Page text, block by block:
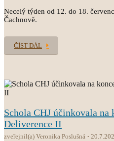
Necelý týden od 12. do 18.
Čachnově.
ČÍST DÁL
Schola CHJ účinkovala
Deliverence II
zveřejnil(a) Veronika Poslušná